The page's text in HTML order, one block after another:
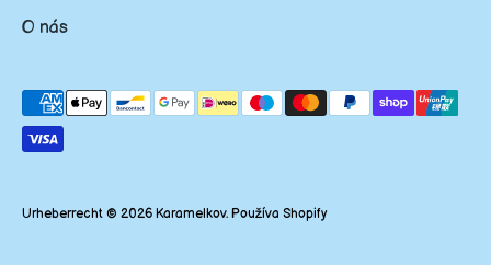
O nás
Urheberrecht © 2026 Karamelkov. Používa Shopify
Platobná
metóda
prijatá